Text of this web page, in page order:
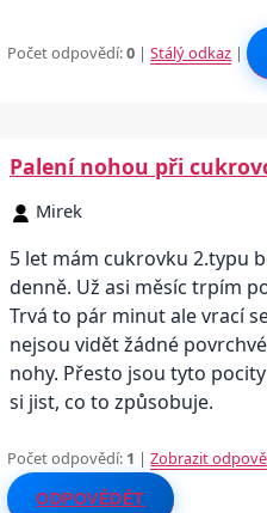
Počet odpovědí:0 |Stálý odkaz |
Palení nohou při
Mirek
5 let mám cukrovku 2.typu
denně. Už asi měsíc trpím
Trvá to pár minut ale vrací
nejsou vidět žádné
nohy. Přesto jsou tyto
si jist, co to způsobuje.
Počet odpovědí: 1 |Zobrazit
ODPOVĚDĚT